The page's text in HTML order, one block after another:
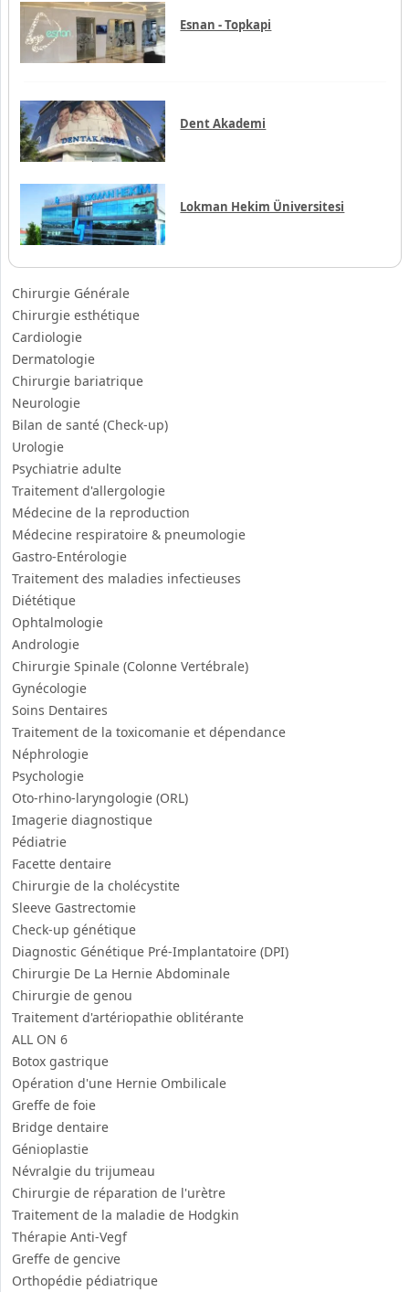
Esnan - Topkapi
Dent Akademi
Lokman Hekim Üniversitesi
Chirurgie Générale
Chirurgie esthétique
Cardiologie
Dermatologie
Chirurgie bariatrique
Neurologie
Bilan de santé (Check-up)
Urologie
Psychiatrie adulte
Traitement d'allergologie
Médecine de la reproduction
Médecine respiratoire & pneumologie
Gastro-Entérologie
Traitement des maladies infectieuses
Diététique
Ophtalmologie
Andrologie
Chirurgie Spinale (Colonne Vertébrale)
Gynécologie
Soins Dentaires
Traitement de la toxicomanie et dépendance
Néphrologie
Psychologie
Oto-rhino-laryngologie (ORL)
Imagerie diagnostique
Pédiatrie
Facette dentaire
Chirurgie de la cholécystite
Sleeve Gastrectomie
Check-up génétique
Diagnostic Génétique Pré-Implantatoire (DPI)
Chirurgie De La Hernie Abdominale
Chirurgie de genou
Traitement d'artériopathie oblitérante
ALL ON 6
Botox gastrique
Opération d'une Hernie Ombilicale
Greffe de foie
Bridge dentaire
Génioplastie
Névralgie du trijumeau
Chirurgie de réparation de l'urètre
Traitement de la maladie de Hodgkin
Thérapie Anti-Vegf
Greffe de gencive
Orthopédie pédiatrique